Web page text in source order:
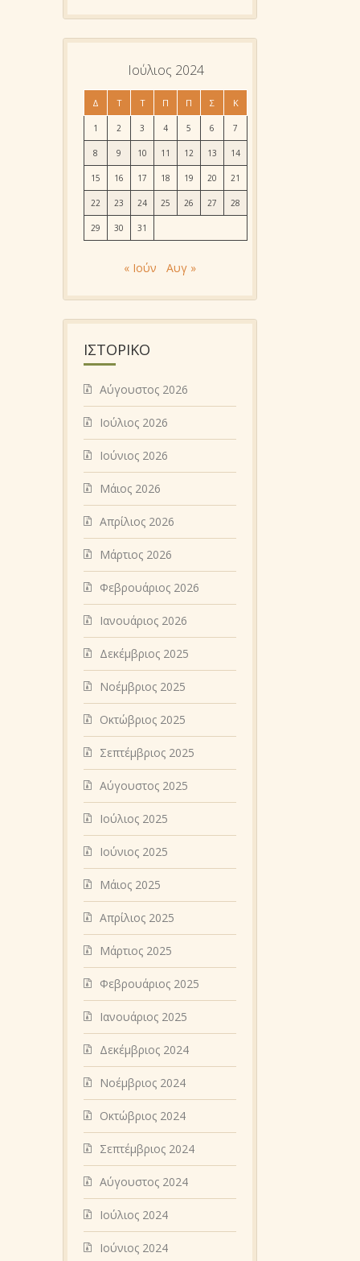
Ιούλιος 2024
Δ Τ Τ Π Π Σ Κ
1 2 3 4 5 6 7
8 9 10 11 12 13 14
15 16 17 18 19 20 21
22 23 24 25 26 27 28
29 30 31
« Ιούν Αυγ »
ΙΣΤΟΡΙΚΌ
Αύγουστος 2026
Ιούλιος 2026
Ιούνιος 2026
Μάιος 2026
Απρίλιος 2026
Μάρτιος 2026
Φεβρουάριος 2026
Ιανουάριος 2026
Δεκέμβριος 2025
Νοέμβριος 2025
Οκτώβριος 2025
Σεπτέμβριος 2025
Αύγουστος 2025
Ιούλιος 2025
Ιούνιος 2025
Μάιος 2025
Απρίλιος 2025
Μάρτιος 2025
Φεβρουάριος 2025
Ιανουάριος 2025
Δεκέμβριος 2024
Νοέμβριος 2024
Οκτώβριος 2024
Σεπτέμβριος 2024
Αύγουστος 2024
Ιούλιος 2024
Ιούνιος 2024